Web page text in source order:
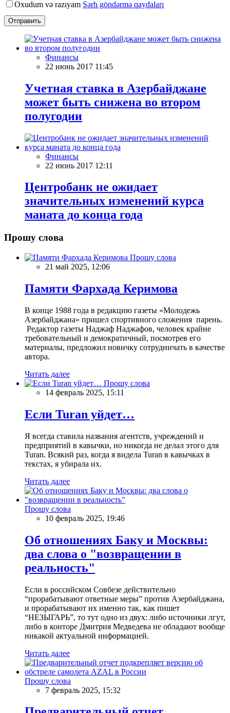
Oxudum və razıyam Şərh göndərmə qaydaları
Отправить
Финансы
22 июнь 2017 11:45
Учетная ставка в Азербайджане
может быть снижена во втором
полугодии
Финансы
22 июнь 2017 12:11
Центробанк не ожидает
значительных изменений курса
маната до конца года
Прошу слова
Прошу слова
21 май 2025, 12:06
Памяти Фархада Керимова
В конце 1988 года в редакцию газеты «Молодежь
Азербайджана» пришел спортивного сложения парень.
Редактор газеты Наджаф Наджафов, человек крайне
требовательный и демократичный, посмотрев его
материалы, предложил новичку сотрудничать в качестве
автора.
Читать далее
Прошу слова
14 февраль 2025, 15:11
Если Turan уйдет…
Я всегда ставила названия агентств, учреждений и
предприятий в кавычки, но никогда не делал этого для
Turan. Всякий раз, когда я видела Turan в кавычках в
текстах, я убирала их.
Читать далее
Прошу слова
10 февраль 2025, 19:46
Об отношениях Баку и Москвы:
два слова о "возвращении в
реальность"
Если в российском Совбезе действительно
“прорабатывают ответные меры” против Азербайджана,
и прорабатывают их именно так, как пишет
“НЕЗЫГАРЬ”, то тут одно из двух: либо источники лгут,
либо в конторе Дмитрия Медведева не обладают вообще
никакой актуальной информацией.
Читать далее
Прошу слова
7 февраль 2025, 15:32